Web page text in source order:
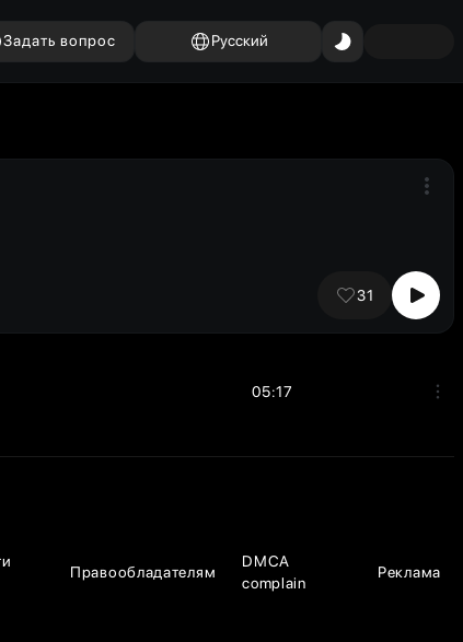
Задать вопрос Русский
31
05:17
Правообладателям
DMCA
complain
Реклама